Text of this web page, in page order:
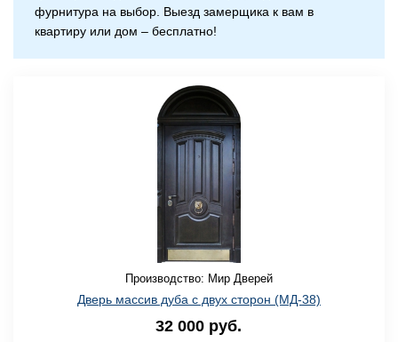
фурнитура на выбор. Выезд замерщика к вам в
квартиру или дом – бесплатно!
Производство: Мир Дверей
Дверь массив дуба с двух сторон (МД-38)
32 000 руб.